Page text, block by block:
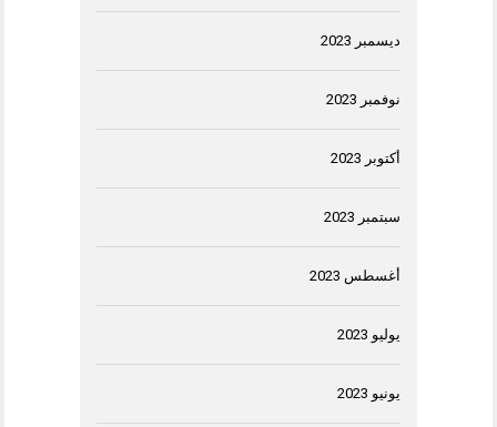
ديسمبر 2023
نوفمبر 2023
أكتوبر 2023
سبتمبر 2023
أغسطس 2023
يوليو 2023
يونيو 2023